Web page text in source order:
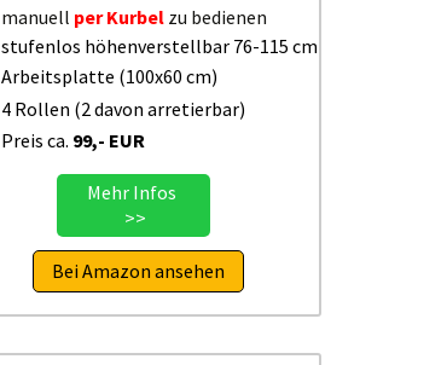
manuell per Kurbel zu bedienen
stufenlos höhenverstellbar 76-115 cm
Arbeitsplatte (100x60 cm)
4 Rollen (2 davon arretierbar)
Preis ca. 99,- EUR
Mehr Infos
>>
Bei Amazon ansehen